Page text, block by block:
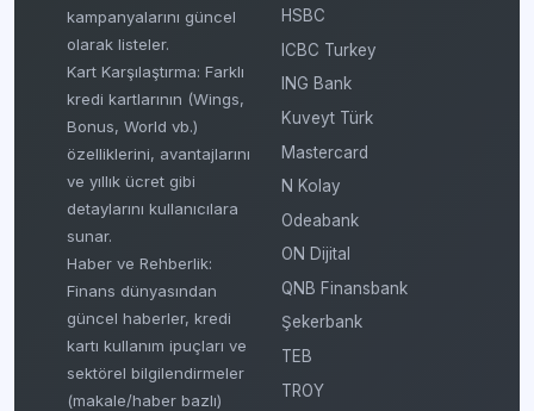
kampanyalarını güncel
olarak listeler.
Kart Karşılaştırma: Farklı
kredi kartlarının (Wings,
Bonus, World vb.)
özelliklerini, avantajlarını
ve yıllık ücret gibi
detaylarını kullanıcılara
sunar.
Haber ve Rehberlik:
Finans dünyasından
güncel haberler, kredi
kartı kullanım ipuçları ve
sektörel bilgilendirmeler
(makale/haber bazlı)
HSBC
ICBC Turkey
ING Bank
Kuveyt Türk
Mastercard
N Kolay
Odeabank
ON Dijital
QNB Finansbank
Şekerbank
TEB
TROY